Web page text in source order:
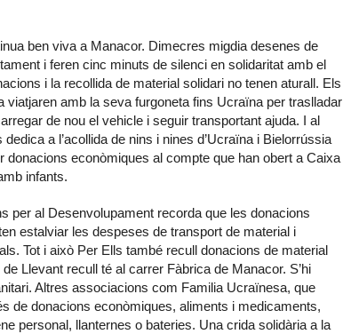
ben viva a Manacor. Dimecres migdia desenes de
i feren cinc minuts de silenci en solidaritat amb el
i la recollida de material solidari no tenen aturall. Els
amb la seva furgoneta fins Ucraïna per traslladar
de nou el vehicle i seguir transportant ajuda. I al
a l’acollida de nins i nines d’Ucraïna i Bielorrússia
econòmiques al compte que han obert a Caixa
infants.
per al Desenvolupament recorda que les donacions
estalviar les despeses de transport de material i
Tot i això Per Ells també recull donacions de material
Llevant recull té al carrer Fàbrica de Manacor. S’hi
Altres associacions com Familia Ucraïnesa, que
de donacions econòmiques, aliments i medicaments,
personal, llanternes o bateries. Una crida solidària a la